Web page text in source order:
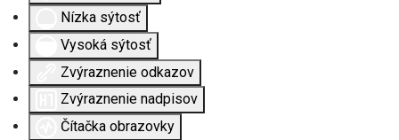
Nízka sýtosť
Vysoká sýtosť
Zvýraznenie odkazov
Zvýraznenie nadpisov
Čítačka obrazovky